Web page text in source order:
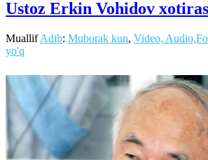
Ustoz Erkin Vohidov
MuallifAdib: Muborak kun, Video,
yo'q